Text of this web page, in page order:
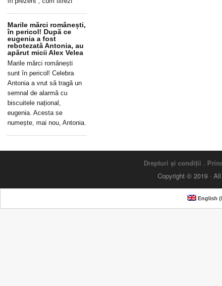
Marile mărci românești,
în pericol! După ce
eugenia a fost
rebotezată Antonia, au
apărut micii Alex Velea
Marile mărci românești
sunt în pericol! Celebra
Antonia a vrut să tragă un
semnal de alarmă cu
biscuitele național,
eugenia. Acesta se
numește, mai nou, Antonia.
Drepturi și condiții .
Copyright © 2019 ·
English (